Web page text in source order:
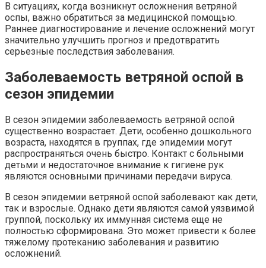
В ситуациях, когда возникнут осложнения ветряной
оспы, важно обратиться за медицинской помощью.
Раннее диагностирование и лечение осложнений могут
значительно улучшить прогноз и предотвратить
серьезные последствия заболевания.
Заболеваемость ветряной оспой в
сезон эпидемии
В сезон эпидемии заболеваемость ветряной оспой
существенно возрастает. Дети, особенно дошкольного
возраста, находятся в группах, где эпидемии могут
распространяться очень быстро. Контакт с больными
детьми и недостаточное внимание к гигиене рук
являются основными причинами передачи вируса.
В сезон эпидемии ветряной оспой заболевают как дети,
так и взрослые. Однако дети являются самой уязвимой
группой, поскольку их иммунная система еще не
полностью сформирована. Это может привести к более
тяжелому протеканию заболевания и развитию
осложнений.